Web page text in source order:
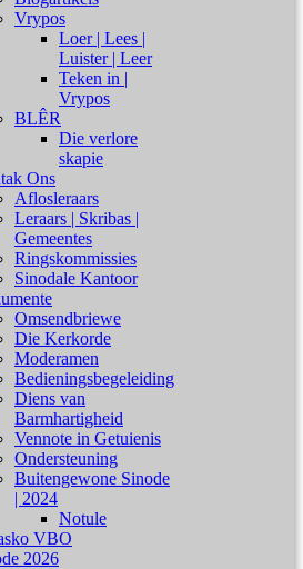
Vrypos
Loer | Lees |
Luister | Leer
Teken in |
Vrypos
BLÊR
Die verlore
skapie
Ons
Aflosleraars
Leraars | Skribas |
Gemeentes
Ringskommissies
Sinodale Kantoor
Omsendbriewe
Die Kerkorde
Moderamen
Bedieningsbegeleiding
Diens van
Barmhartigheid
Vennote in Getuienis
Ondersteuning
Buitengewone Sinode
| 2024
Notule
VBO
2026